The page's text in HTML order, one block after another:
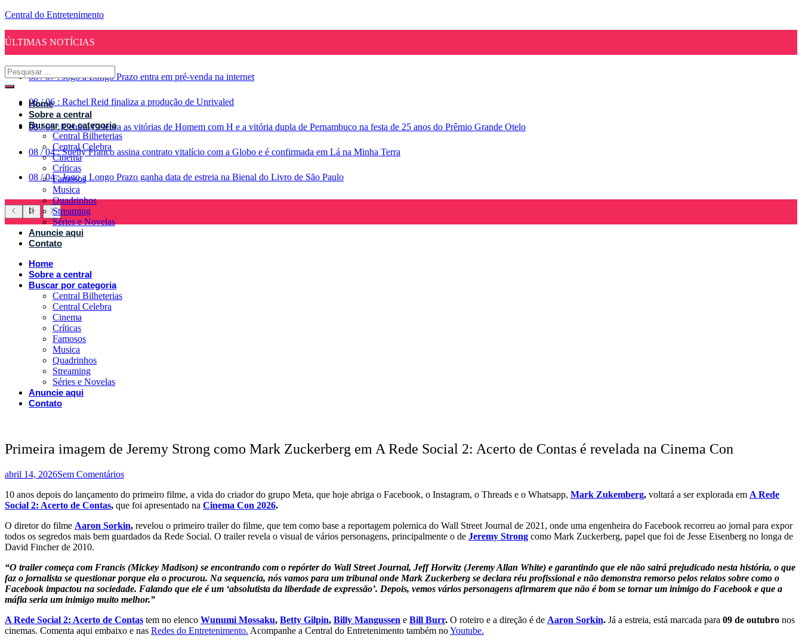
Central do Entretenimento
ÚLTIMAS NOTÍCIAS
08 / 07 : Jogo a Longo Prazo entra em pré-venda na internet
08 / 06 : Rachel Reid finaliza a produção de Unrivaled
08 / 05 : Central Celebra as vitórias de Homem com H e a vitória dupla de Pernambuco na festa de 25 anos do Prêmio Grande Otelo
08 / 04 : Suelly Franco assina contrato vitalício com a Globo e é confirmada em Lá na Minha Terra
08 / 04 : Jogo a Longo Prazo ganha data de estreia na Bienal do Livro de São Paulo
Home
Sobre a central
Buscar por categoria
Central Bilheterias
Central Celebra
Cinema
Críticas
Famosos
Musica
Quadrinhos
Streaming
Séries e Novelas
Anuncie aqui
Contato
Home
Sobre a central
Buscar por categoria
Central Bilheterias
Central Celebra
Cinema
Críticas
Famosos
Musica
Quadrinhos
Streaming
Séries e Novelas
Anuncie aqui
Contato
Primeira imagem de Jeremy Strong como Mark Zuckerberg em A Rede Social 2: Acerto de Contas é revelada na Cinema Con
abril 14, 2026Sem Comentários
10 anos depois do lançamento do primeiro filme, a vida do criador do grupo Meta, que hoje abriga o Facebook, o Instagram, o Threads e o Whatsapp, Mark Zukemberg, voltará a ser explorada em A Rede
Social 2: Acerto de Contas, que foi apresentado na Cinema Con 2026.
O diretor do filme Aaron Sorkin, revelou o primeiro trailer do filme, que tem como base a reportagem polemica do Wall Street Journal de 2021, onde uma engenheira do Facebook recorreu ao jornal para expor
todos os segredos mais bem guardados da Rede Social. O trailer revela o visual de vários personagens, principalmente o de Jeremy Strong como Mark Zuckerberg, papel que foi de Jesse Eisenberg no longa de
David Fincher de 2010.
“O trailer começa com Francis (Mickey Madison) se encontrando com o repórter do Wall Street Journal, Jeff Horwitz (Jeremy Allan White) e garantindo que ele não sairá prejudicado nesta história, o que
faz o jornalista se questionar porque ela o procurou. Na sequencia, nós vamos para um tribunal onde Mark Zuckerberg se declara réu profissional e não demonstra remorso pelos relatos sobre como o
Facebook impactou na sociedade. Falando que ele é um ‘absolutista da liberdade de expressão’. Depois, vemos vários personagens afirmarem que não é bom se tornar um inimigo do Facebook e que a
máfia seria um inimigo muito melhor.”
A Rede Social 2: Acerto de Contas tem no elenco Wunumi Mossaku, Betty Gilpin, Billy Mangussen e Bill Burr. O roteiro e a direção é de Aaron Sorkin. Já a estreia, está marcada para 09 de outubro nos
cinemas. Comenta aqui embaixo e nas Redes do Entretenimento. Acompanhe a Central do Entretenimento também noYoutube.